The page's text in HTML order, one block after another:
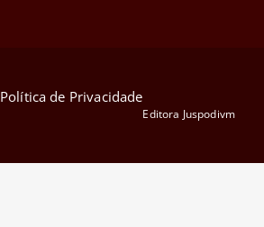
Política de Privacidade
Editora Juspodivm